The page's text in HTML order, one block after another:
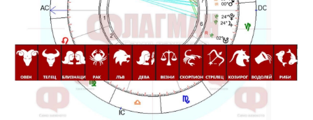
Василев,
v.vasilev@flagman.bg
Катя
Касабова,
еmail:
k.kassabova@flagman.bg
редактор: